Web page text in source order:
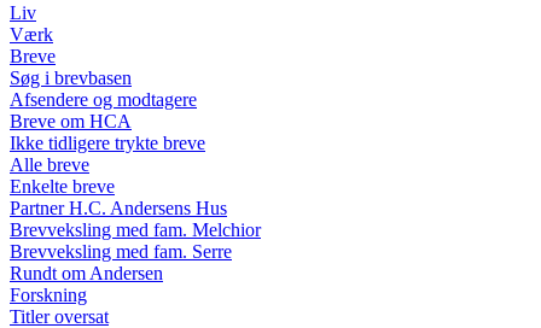
Liv
Værk
Breve
Søg i brevbasen
Afsendere og modtagere
Breve om HCA
Ikke tidligere trykte breve
Alle breve
Enkelte breve
Partner H.C. Andersens Hus
Brevveksling med fam. Melchior
Brevveksling med fam. Serre
Rundt om Andersen
Forskning
Titler oversat